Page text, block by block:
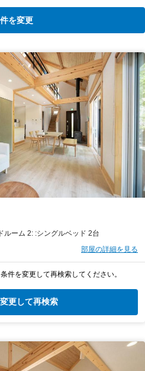
を変更
ルーム 2: :シングルベッド 2台
部屋の詳細を見る
件を変更して再検索してください。
更して再検索